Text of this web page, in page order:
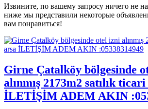
Извините, по вашему запросу ничего не
ниже мы представили некоторые
вам понравиться!
Girne Çatalköy bölgesinde
alınmış 2173m2 satılık
İLETİŞİM ADEM AKIN